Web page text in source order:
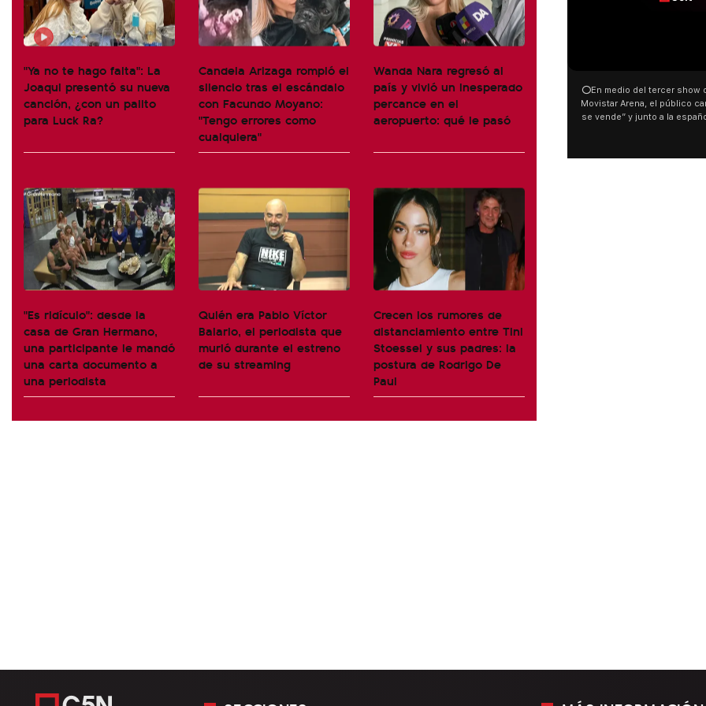
"Ya no te hago falta": La
Joaqui presentó su nueva
canción, ¿con un palito
para Luck Ra?
Candela Arizaga rompió el
silencio tras el escándalo
con Facundo Moyano:
"Tengo errores como
cualquiera"
Wanda Nara regresó al
país y vivió un inesperado
percance en el
aeropuerto: qué le pasó
"Es ridículo": desde la
casa de Gran Hermano,
una participante le mandó
una carta documento a
una periodista
Quién era Pablo Víctor
Balario, el periodista que
murió durante el estreno
de su streaming
Crecen los rumores de
distanciamiento entre Tini
Stoessel y sus padres: la
postura de Rodrigo De
Paul
⭕En medio del tercer show
Movistar Arena, el público
se vende” y junto a la